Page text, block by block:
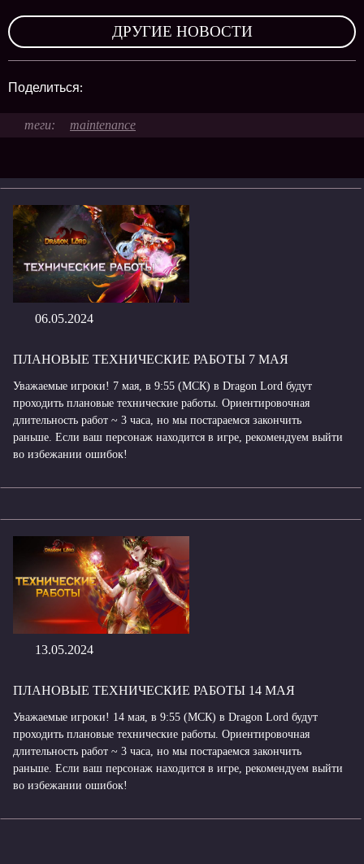
ДРУГИЕ НОВОСТИ
Поделиться:
maintenance
06.05.2024
ПЛАНОВЫЕ ТЕХНИЧЕСКИЕ РАБОТЫ 7 МАЯ
Уважаемые игроки! 7 мая, в 9:55 (МСК) в Dragon Lord будут
проходить плановые технические работы. Ориентировочная
длительность работ ~ 3 часа, но мы постараемся закончить
раньше. Если ваш персонаж находится в игре, рекомендуем выйти
во избежании ошибок!
13.05.2024
ПЛАНОВЫЕ ТЕХНИЧЕСКИЕ РАБОТЫ 14 МАЯ
Уважаемые игроки! 14 мая, в 9:55 (МСК) в Dragon Lord будут
проходить плановые технические работы. Ориентировочная
длительность работ ~ 3 часа, но мы постараемся закончить
раньше. Если ваш персонаж находится в игре, рекомендуем выйти
во избежании ошибок!